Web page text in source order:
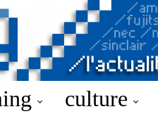
culture